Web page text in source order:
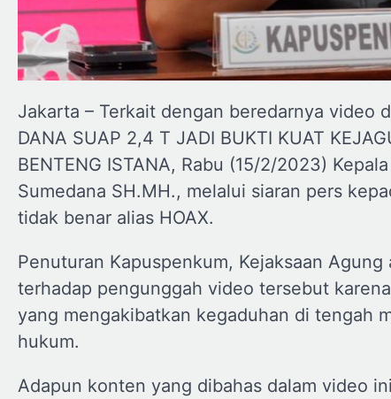
Jakarta – Terkait dengan beredarnya video
DANA SUAP 2,4 T JADI BUKTI KUAT
BENTENG ISTANA, Rabu (15/2/2023)
Sumedana SH.MH., melalui siaran pers
tidak benar alias HOAX.
Penuturan Kapuspenkum, Kejaksaan
terhadap pengunggah video tersebut
yang mengakibatkan kegaduhan di tengah
hukum.
Adapun konten yang dibahas dalam video